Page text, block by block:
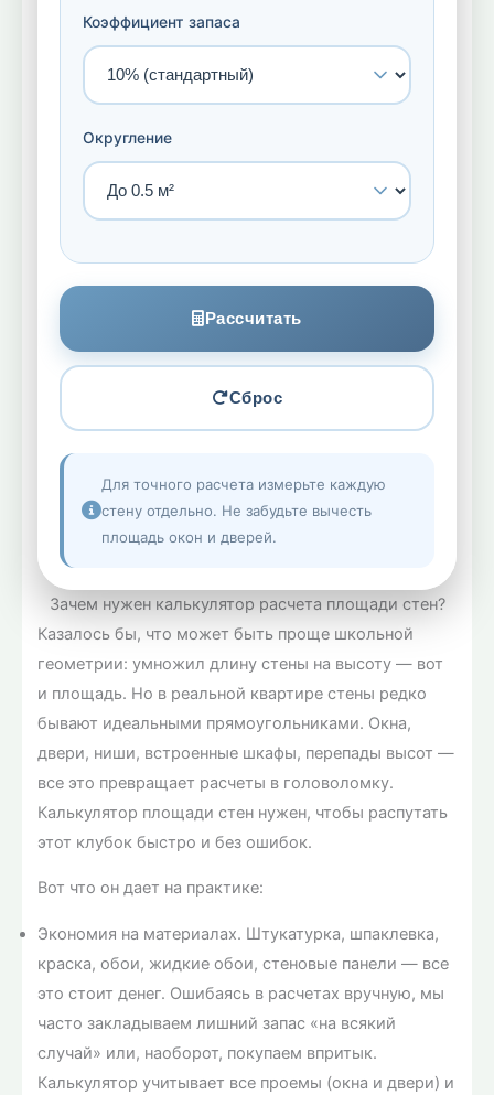
Коэффициент запаса
Округление
Рассчитать
Сброс
Для точного расчета измерьте каждую
стену отдельно. Не забудьте вычесть
площадь окон и дверей.
Зачем нужен калькулятор расчета площади стен?
Казалось бы, что может быть проще школьной
геометрии: умножил длину стены на высоту — вот
и площадь. Но в реальной квартире стены редко
бывают идеальными прямоугольниками. Окна,
двери, ниши, встроенные шкафы, перепады высот —
все это превращает расчеты в головоломку.
Калькулятор площади стен нужен, чтобы распутать
этот клубок быстро и без ошибок.
Вот что он дает на практике:
Экономия на материалах. Штукатурка, шпаклевка,
краска, обои, жидкие обои, стеновые панели — все
это стоит денег. Ошибаясь в расчетах вручную, мы
часто закладываем лишний запас «на всякий
случай» или, наоборот, покупаем впритык.
Калькулятор учитывает все проемы (окна и двери) и